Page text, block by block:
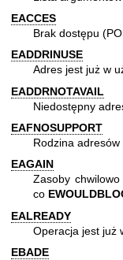
EACCES
Brak dostępu
EADDRINUSE
Adres jest już w
EADDRNOTAVAIL
Niedostępny
EAFNOSUPPORT
Rodzina adresów
EAGAIN
Zasoby
co
EALREADY
Operacja jest już
EBADE